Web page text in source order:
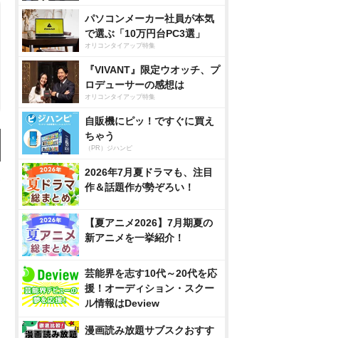
パソコンメーカー社員が本気
で選ぶ「10万円台PC3選」
オリコンタイアップ特集
『VIVANT』限定ウオッチ、プ
ロデューサーの感想は
オリコンタイアップ特集
自販機にピッ！ですぐに買え
ちゃう
（PR）ジハンピ
2026年7月夏ドラマも、注目
作＆話題作が勢ぞろい！
【夏アニメ2026】7月期夏の
新アニメを一挙紹介！
芸能界を志す10代～20代を応
援！オーディション・スクー
ル情報はDeview
漫画読み放題サブスクおすす